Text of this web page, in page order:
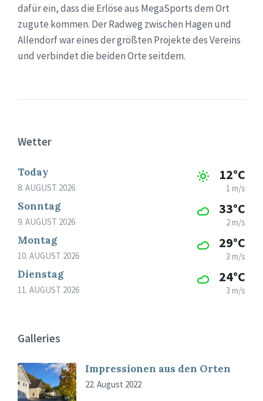
dafür ein, dass die Erlöse aus MegaSports dem Ort
zugute kommen. Der Radweg zwischen Hagen und
Allendorf war eines der größten Projekte des Vereins
und verbindet die beiden Orte seitdem.
Wetter
Today
8. AUGUST 2026
12°C
1 m/s
Sonntag
9. AUGUST 2026
33°C
2 m/s
Montag
10. AUGUST 2026
29°C
3 m/s
Dienstag
11. AUGUST 2026
24°C
3 m/s
Galleries
Impressionen aus den Orten
22. August 2022